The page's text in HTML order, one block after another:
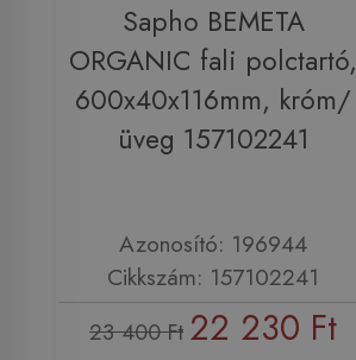
Sapho BEMETA
ORGANIC fali polctartó,
600x40x116mm, króm/
üveg 157102241
Azonosító: 196944
Cikkszám: 157102241
23 400 Ft 22 230 Ft